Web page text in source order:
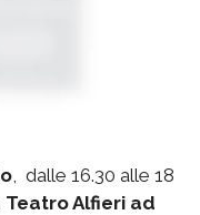
, dalle 16.30 alle 18
Teatro Alfieri ad